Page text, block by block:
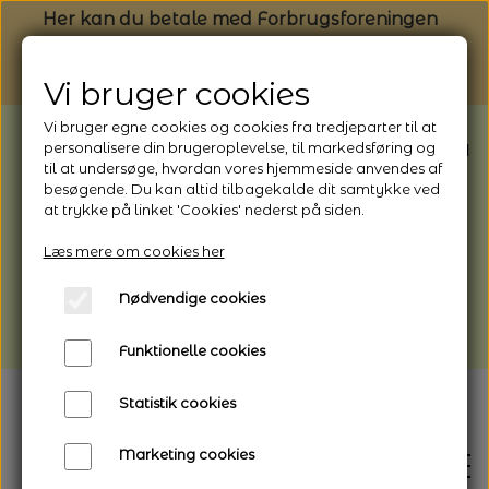
Her kan du betale med Forbrugsforeningen
BEMÆRK: Butikken har ferielukket* fra
1/8 - 9/8 - 2026
*Webshoppen er åben og sender hele
afhentning
Vi gør opmærksom på, at der kan være lidt
længere leveringstid
Vi bruger cookies
Vi bruger egne cookies og cookies fra tredjeparter til at
personalisere din brugeroplevelse, til markedsføring og
til at undersøge, hvordan vores hjemmeside anvendes af
besøgende. Du kan altid tilbagekalde dit samtykke ved
at trykke på linket 'Cookies' nederst på siden.
Læs mere om cookies her
Nødvendige cookies
Funktionelle cookies
Statistik cookies
Marketing cookies